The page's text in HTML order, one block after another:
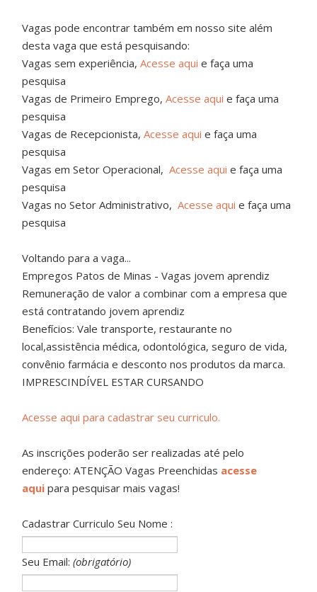
Vagas pode encontrar também em nosso site além
desta vaga que está pesquisando:
Vagas sem experiência,Acesse aqui e faça uma
pesquisa
Vagas de Primeiro Emprego,Acesse aqui e faça uma
pesquisa
Vagas de Recepcionista,Acesse aqui e faça uma
pesquisa
Vagas em Setor Operacional,Acesse aqui e faça uma
pesquisa
Vagas no Setor Administrativo,Acesse aqui e faça uma
pesquisa
Voltando para a vaga...
Empregos Patos de Minas - Vagas jovem aprendiz
Remuneração de valor a combinar com a empresa que
está contratando jovem aprendiz
Benefícios: Vale transporte, restaurante no
local,assistência médica, odontológica, seguro de vida,
convênio farmácia e desconto nos produtos da marca.
IMPRESCINDÍVEL ESTAR CURSANDO
Acesse aqui para cadastrar seu curriculo.
As inscrições poderão ser realizadas até pelo
endereço: ATENÇÃO Vagas Preenchidas acesse
aqui para pesquisar mais vagas!
Cadastrar Curriculo Seu Nome :
Seu Email:(obrigatório)